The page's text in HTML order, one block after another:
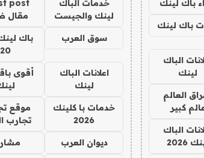
باك لينك
باك لينك
الباك
لينك
العالم
كبير
الباك
2026
خدمات الباك
لينك والجيست
post
مقال
سوق العرب
باك
20
اعلانات الباك
لينك
أقوى
خدمات با كلينك
2026
موقع
تجارب
ديوان العرب